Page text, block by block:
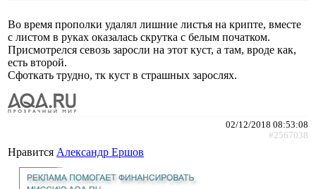
Во время прополки удалял лишние листья на крипте, вместе
с листом в руках оказалась скрутка с белым початком.
Присмотрелся севозь заросли на этот куст, а там, вроде как,
есть второй.
Сфоткать трудно, тк куст в страшных зарослях.
02/12/2018 08:53:08
#2567038
Нравится Александр Ершов